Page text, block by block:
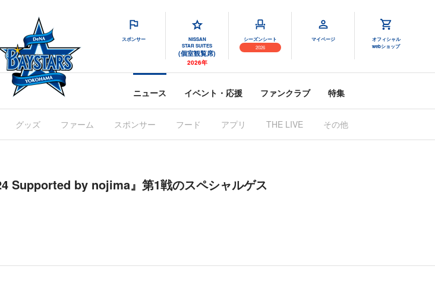
スポンサー
NISSAN
STAR SUITES
(個室観覧席)
2026年
シーズンシート
2026
マイページ
オフィシャル
webショップ
ニュース イベント・応援 ファンクラブ 特集
グッズ ファーム スポンサー フード アプリ THE LIVE その他
Supported by nojima』第1戦のスペシャルゲス